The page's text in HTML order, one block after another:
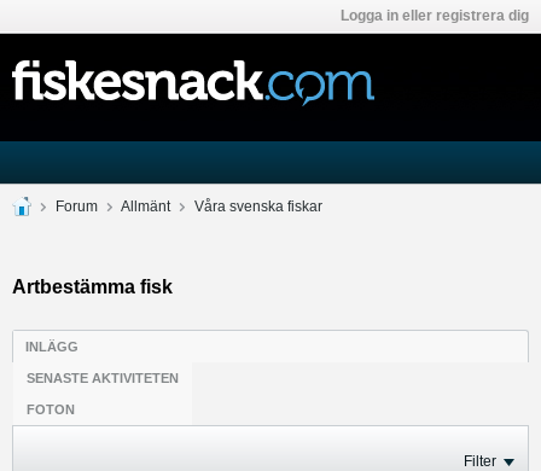
Logga in eller registrera dig
Forum Allmänt Våra svenska fiskar
Artbestämma fisk
INLÄGG
SENASTE AKTIVITETEN
FOTON
Filter